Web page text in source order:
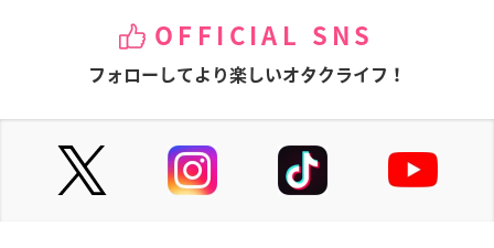
OFFICIAL SNS
フォローしてより楽しいオタクライフ！